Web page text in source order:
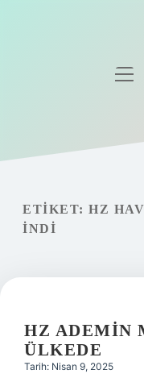
Gizlilik
Yasal Uyarı
ETIKET: HZ
INDI
HZ ADEMIN
ÜLKEDE
Tarih: Nisan 9, 2025